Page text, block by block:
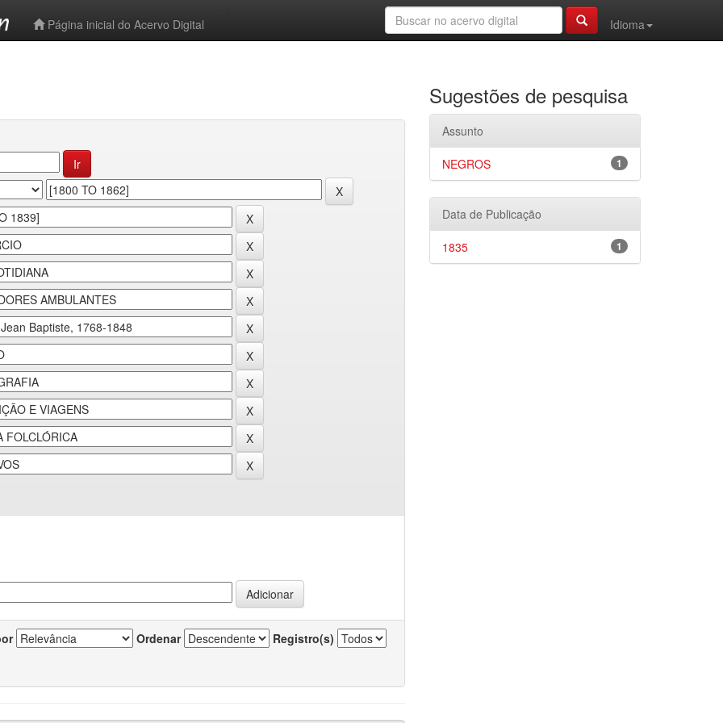
Página inicial do Acervo Digital
Idioma
Ordenar Registro(s)
Sugestões de pesquisa
Assunto
1
NEGROS
Data de Publicação
1
1835